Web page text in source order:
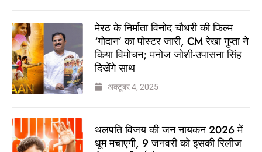
मेरठ के निर्माता विनोद चौधरी की फिल्म
‘गोदान’ का पोस्टर जारी, CM रेखा गुप्ता ने
किया विमोचन; मनोज जोशी-उपासना सिंह
दिखेंगे साथ
अक्टूबर 4, 2025
थलपति विजय की जन नायकन 2026 में
धूम मचाएगी, 9 जनवरी को इसकी रिलीज